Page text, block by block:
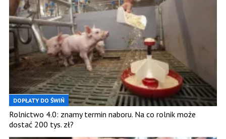
DOPŁATY DO ŚWIŃ
Rolnictwo 4.0: znamy termin naboru. Na co rolnik może
dostać 200 tys. zł?